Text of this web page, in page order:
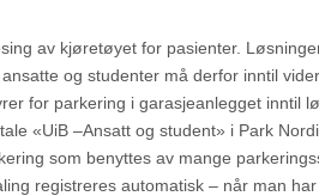
av kjøretøyet for pasienter.
og studenter må derfor inntil
for parkering i garasjeanlegget inntil
«UiB –Ansatt og student» i Park
som benyttes av mange
registreres automatisk – når man